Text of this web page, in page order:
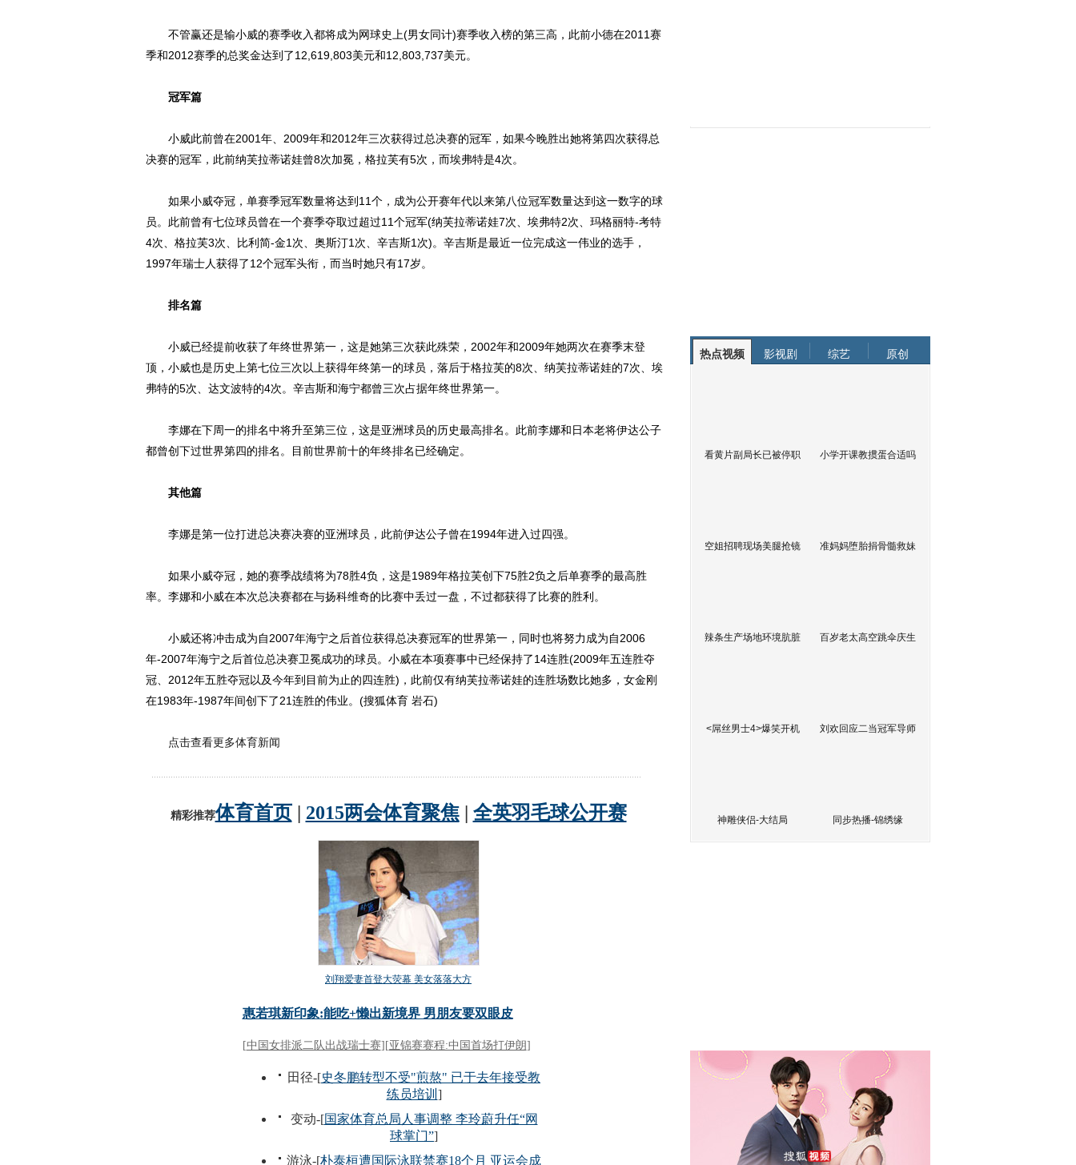
不管赢还是输小威的赛季收入都将成为网球史上(男女同计)赛季收入榜的第三高，此前小德在2011赛
季和2012赛季的总奖金达到了12,619,803美元和12,803,737美元。
冠军篇
小威此前曾在2001年、2009年和2012年三次获得过总决赛的冠军，如果今晚胜出她将第四次获得总
决赛的冠军，此前纳芙拉蒂诺娃曾8次加冕，格拉芙有5次，而埃弗特是4次。
如果小威夺冠，单赛季冠军数量将达到11个，成为公开赛年代以来第八位冠军数量达到这一数字的球
员。此前曾有七位球员曾在一个赛季夺取过超过11个冠军(纳芙拉蒂诺娃7次、埃弗特2次、玛格丽特-考特
4次、格拉芙3次、比利简-金1次、奥斯汀1次、辛吉斯1次)。辛吉斯是最近一位完成这一伟业的选手，
1997年瑞士人获得了12个冠军头衔，而当时她只有17岁。
排名篇
小威已经提前收获了年终世界第一，这是她第三次获此殊荣，2002年和2009年她两次在赛季末登
顶，小威也是历史上第七位三次以上获得年终第一的球员，落后于格拉芙的8次、纳芙拉蒂诺娃的7次、埃
弗特的5次、达文波特的4次。辛吉斯和海宁都曾三次占据年终世界第一。
李娜在下周一的排名中将升至第三位，这是亚洲球员的历史最高排名。此前李娜和日本老将伊达公子
都曾创下过世界第四的排名。目前世界前十的年终排名已经确定。
其他篇
李娜是第一位打进总决赛决赛的亚洲球员，此前伊达公子曾在1994年进入过四强。
如果小威夺冠，她的赛季战绩将为78胜4负，这是1989年格拉芙创下75胜2负之后单赛季的最高胜
率。李娜和小威在本次总决赛都在与扬科维奇的比赛中丢过一盘，不过都获得了比赛的胜利。
小威还将冲击成为自2007年海宁之后首位获得总决赛冠军的世界第一，同时也将努力成为自2006
年-2007年海宁之后首位总决赛卫冕成功的球员。小威在本项赛事中已经保持了14连胜(2009年五连胜夺
冠、2012年五胜夺冠以及今年到目前为止的四连胜)，此前仅有纳芙拉蒂诺娃的连胜场数比她多，女金刚
在1983年-1987年间创下了21连胜的伟业。(搜狐体育 岩石)
点击查看更多体育新闻
热点视频 影视剧 综艺 原创
看黄片副局长已被停职 小学开课教掼蛋合适吗
空姐招聘现场美腿抢镜 准妈妈堕胎捐骨髓救妹
辣条生产场地环境肮脏 百岁老太高空跳伞庆生
<屌丝男士4>爆笑开机 刘欢回应二当冠军导师
神雕侠侣-大结局 同步热播-锦绣缘